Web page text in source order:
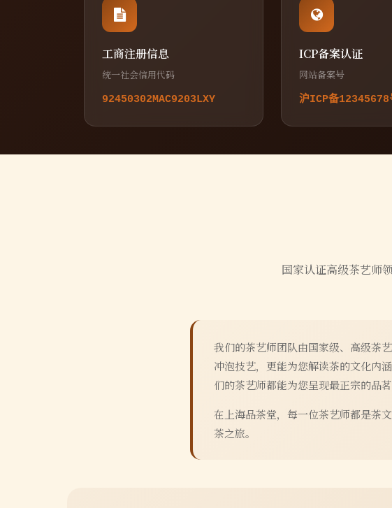
工商注册信息
统一社会信用代码
92450302MAC9203LXY
ICP备案认证
网站备案号
沪ICP备12345678
国家认证高级茶艺师
我们的茶艺师团队由国家级、高级茶
冲泡技艺，更能为您解读茶的文化内
们的茶艺师都能为您呈现最正宗的品茗
在上海品茶堂，每一位茶艺师都是茶
茶之旅。